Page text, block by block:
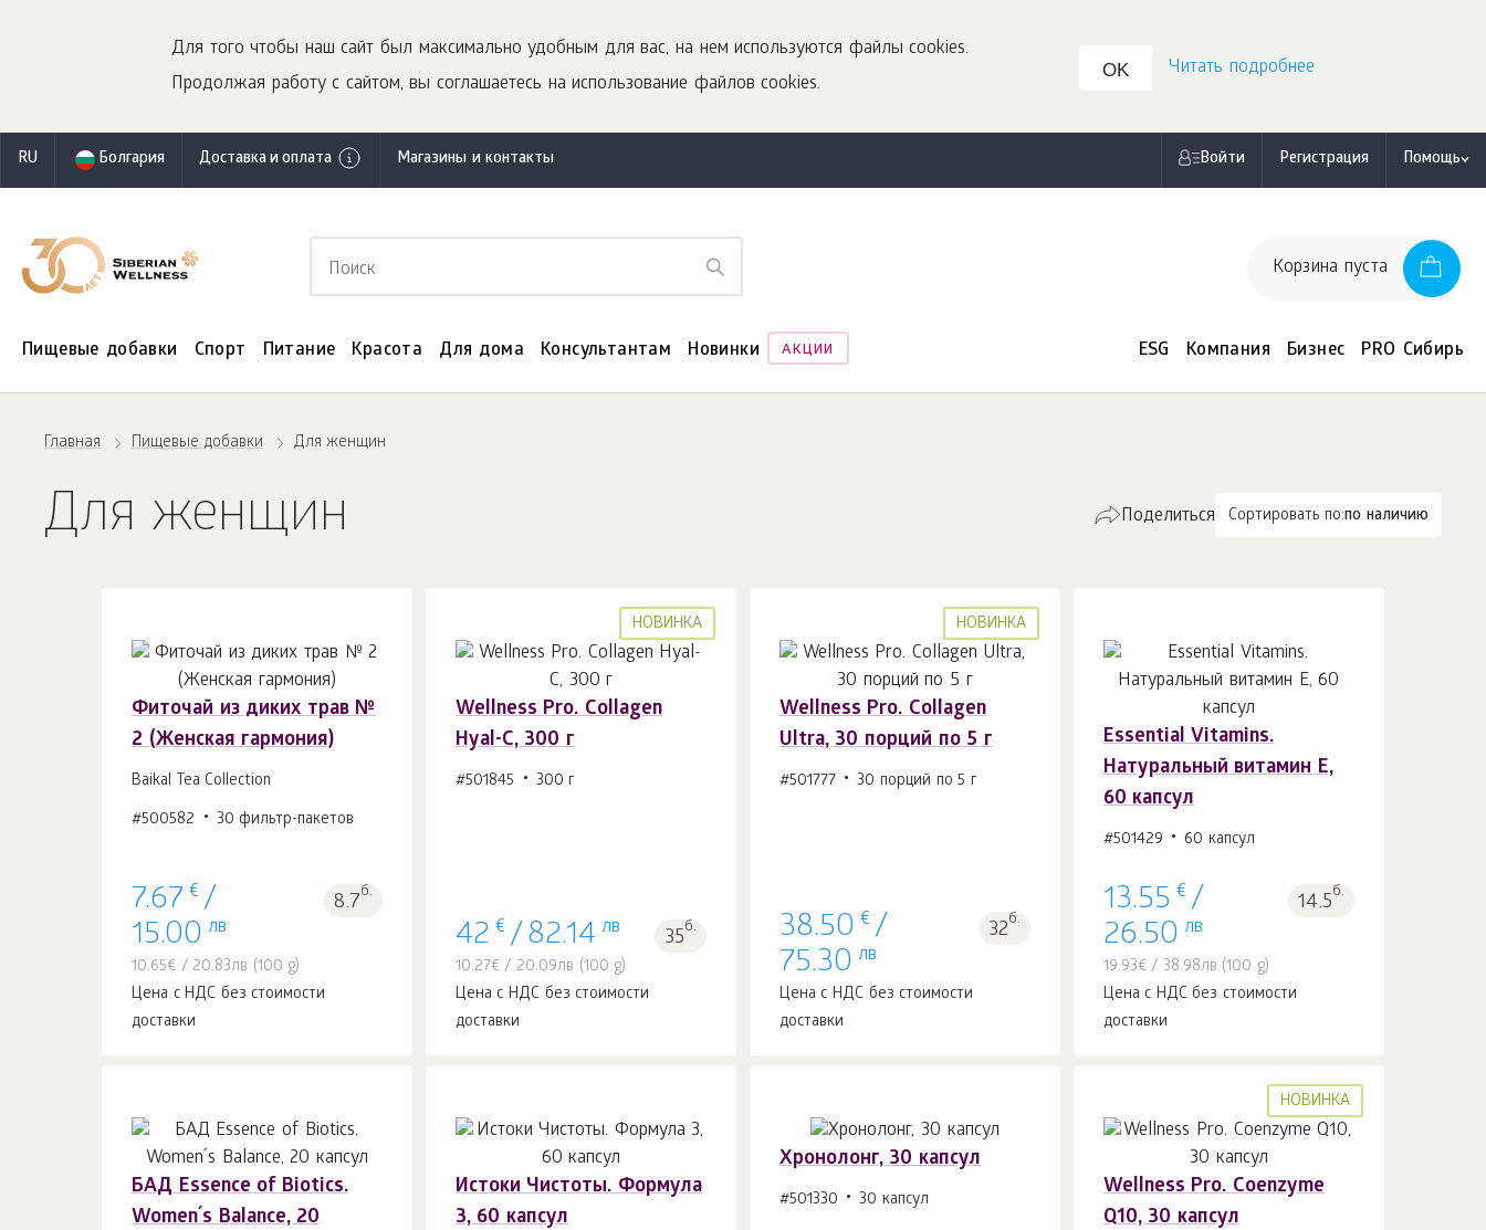
Для того чтобы наш сайт был максимально удобным для вас, на нем используются файлы cookies.
Продолжая работу с сайтом, вы соглашаетесь на использование файлов cookies.
OK Читать подробнее
RU Болгария Доставка и оплата Магазины и контакты Войти Регистрация Помощь
Корзина пуста
Пищевые добавки Спорт Питание Красота Для дома Консультантам Новинки АКЦИИ ESG Компания Бизнес PRO Сибирь
Главная Пищевые добавки Для женщин
Для женщин Сортировать по:по наличию
Поделиться
Фиточай из диких трав №
2 (Женская гармония)
Baikal Tea Collection
#500582 30 фильтр-пакетов
7.67 € /
15.00 лв
8.7б.
10.65€ / 20.83лв (100 g)
Цена с НДС без стоимости
доставки
НОВИНКА
Wellness Pro. Collagen
Hyal-C, 300 г
#501845 300 г
42 € /82.14 лв 35б.
10.27€/ 20.09лв (100 g)
Цена с НДС без стоимости
доставки
НОВИНКА
Wellness Pro. Collagen
Ultra, 30 порций по 5 г
#501777 30 порций по 5 г
38.50 € /
75.30 лв
32б.
Цена с НДС без стоимости
доставки
Essential Vitamins.
Натуральный витамин Е,
60 капсул
#501429 60 капсул
13.55 € /
26.50 лв
14.5б.
19.93€/ 38.98лв (100 g)
Цена с НДС без стоимости
доставки
В корзину 1шт.
БАД Essence of Biotics.
Women´s Balance, 20
Истоки Чистоты. Формула
3, 60 капсул
Хронолонг, 30 капсул
#501330 30 капсул
НОВИНКА
Wellness Pro. Coenzyme
Q10, 30 капсул